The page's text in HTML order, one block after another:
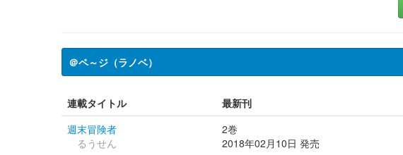
＠ペ～ジ（ラノベ）
連載タイトル 最新刊
週末冒険者
るうせん
2巻
2018年02月10日 発売